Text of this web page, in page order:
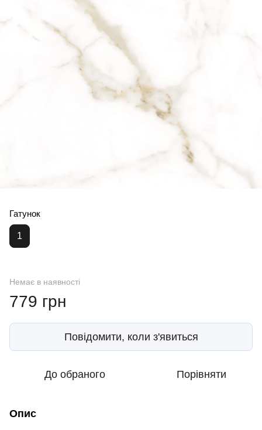
Гатунок
1
Немає в наявності
779 грн
Повідомити, коли з'явиться
До обраного Порівняти
Опис